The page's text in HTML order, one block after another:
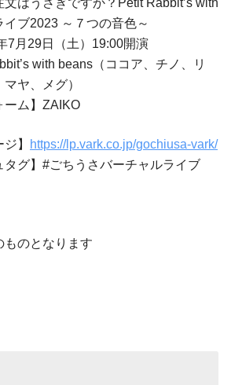
文はうさぎですか？Petit Rabbit’s with
ブ2023 ～７つの音色～
7月29日（土）19:00開演
with beans（ココア、チノ、リ
ヤ、メグ）
ーム】ZAIKO
】
https://lp.vark.co.jp/gochiusa-vark/
タグ】#ごちうさバーチャルライブ
のとなります